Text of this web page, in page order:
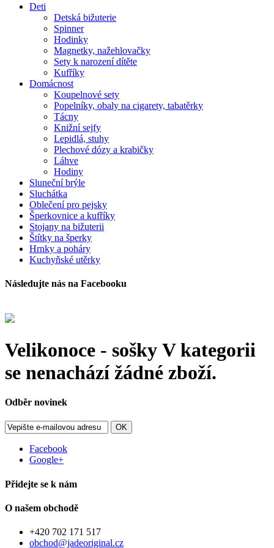
Deti
Detská bižuterie
Spinner
Hodinky
Magnetky, nažehlovačky
Sety k narození dítěte
Kufříky
Domácnost
Koupelnové sety
Popelníky, obaly na cigarety, tabatěrky
Tácny
Knižní sejfy
Lepidlá, stuhy
Plechové dózy a krabičky
Láhve
Hodiny
Sluneční brýle
Sluchátka
Oblečení pro pejsky
Šperkovnice a kufříky
Stojany na bižuterii
Štítky na šperky
Hrnky a poháry
Kuchyňské utěrky
Následujte nás na Facebooku
Velikonoce - sošky V kategorii
se nenachází žádné zboží.
Odběr novinek
OK
Facebook
Google+
Přidejte se k nám
O našem obchodě
+420 702 171 517
obchod@jadeoriginal.cz